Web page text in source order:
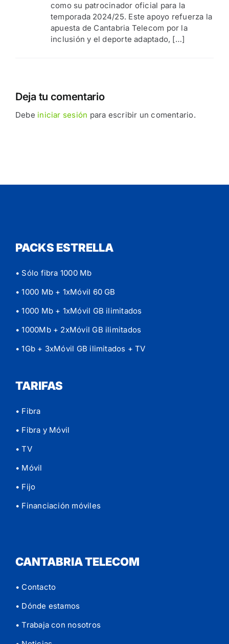
como su patrocinador oficial para la
temporada 2024/25. Este apoyo refuerza la
apuesta de Cantabria Telecom por la
inclusión y el deporte adaptado, […]
Deja tu comentario
Debe iniciar sesión para escribir un comentario.
PACKS ESTRELLA
• Sólo fibra 1000 Mb
• 1000 Mb + 1xMóvil 60 GB
• 1000 Mb + 1xMóvil GB ilimitados
• 1000Mb + 2xMóvil GB ilimitados
• 1Gb + 3xMóvil GB ilimitados + TV
TARIFAS
• Fibra
• Fibra y Móvil
• TV
• Móvil
• Fijo
• Financiación móviles
CANTABRIA TELECOM
• Contacto
• Dónde estamos
• Trabaja con nosotros